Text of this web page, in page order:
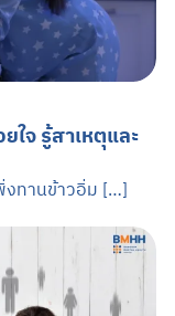
ใจ รู้สาเหตุและ
งทานข้าวอิ่ม […]